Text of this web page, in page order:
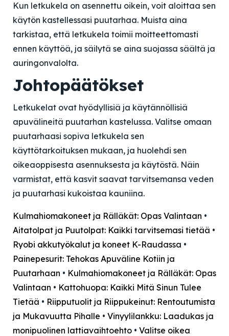
Kun letkukela on asennettu oikein, voit aloittaa sen
käytön kastellessasi puutarhaa. Muista aina
tarkistaa, että letkukela toimii moitteettomasti
ennen käyttöä, ja säilytä se aina suojassa säältä ja
auringonvalolta.
Johtopäätökset
Letkukelat ovat hyödyllisiä ja käytännöllisiä
apuvälineitä puutarhan kastelussa. Valitse omaan
puutarhaasi sopiva letkukela sen
käyttötarkoituksen mukaan, ja huolehdi sen
oikeaoppisesta asennuksesta ja käytöstä. Näin
varmistat, että kasvit saavat tarvitsemansa veden
ja puutarhasi kukoistaa kauniina.
Kulmahiomakoneet ja Rälläkät: Opas Valintaan •
Aitatolpat ja Puutolpat: Kaikki tarvitsemasi tietää •
Ryobi akkutyökalut ja koneet K-Raudassa •
Painepesurit: Tehokas Apuväline Kotiin ja
Puutarhaan • Kulmahiomakoneet ja Rälläkät: Opas
Valintaan • Kattohuopa: Kaikki Mitä Sinun Tulee
Tietää • Riipputuolit ja Riippukeinut: Rentoutumista
ja Mukavuutta Pihalle • Vinyylilankku: Laadukas ja
monipuolinen lattiavaihtoehto • Valitse oikea